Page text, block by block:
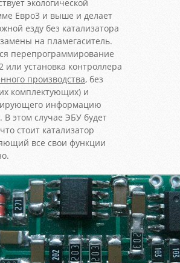
экологической
Евро3 и выше и делает
езду без катализатора
на пламегаситель.
перепрограммирование
или установка контроллера
производства, без
комплектующих) и
информацию
В этом случае ЭБУ будет
стоит катализатор
все свои функции